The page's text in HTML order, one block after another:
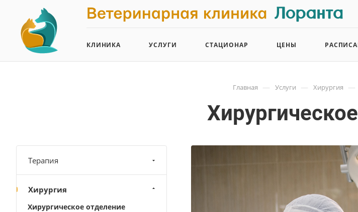
КЛИНИКА УСЛУГИ СТАЦИОНАР ЦЕНЫ
Главная — Услуги — Хирургия —
Терапия
Хирургия
Хирургическое отделение